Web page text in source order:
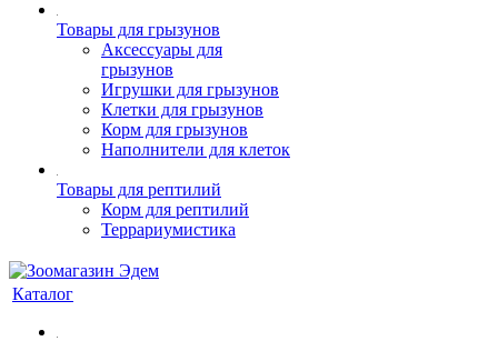
Товары для грызунов
Аксессуары для
грызунов
Игрушки для грызунов
Клетки для грызунов
Корм для грызунов
Наполнители для клеток
Товары для рептилий
Корм для рептилий
Террариумистика
Каталог